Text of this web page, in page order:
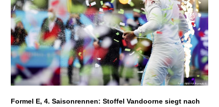
LEXIKON A
A BIS Z
KONTAKT
Formel E, 4. Saisonrennen: Stoffel Vandoorne siegt nach